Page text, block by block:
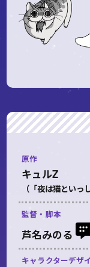
原作
キュルZ
（「夜は猫といっ
監督・脚本
芦名みのる
キャラクターデザ